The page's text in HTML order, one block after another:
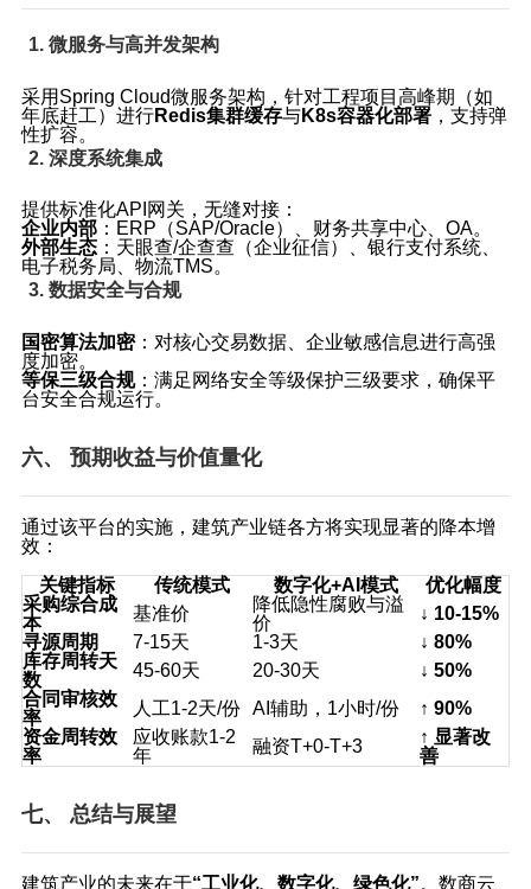
1. 微服务与高并发架构
采用Spring Cloud微服务架构，针对工程项目高峰期（如
年底赶工）进行Redis集群缓存与K8s容器化部署，支持弹
性扩容。
2. 深度系统集成
提供标准化API网关，无缝对接：
企业内部：ERP（SAP/Oracle）、财务共享中心、OA。
外部生态：天眼查/企查查（企业征信）、银行支付系统、
电子税务局、物流TMS。
3. 数据安全与合规
国密算法加密：对核心交易数据、企业敏感信息进行高强
度加密。
等保三级合规：满足网络安全等级保护三级要求，确保平
台安全合规运行。
六、 预期收益与价值量化
通过该平台的实施，建筑产业链各方将实现显著的降本增
效：
关键指标
传统模式 数字化+AI模式
优化幅度
采购综合成
本
基准价
降低隐性腐败与溢
价
↓ 10‑15%
寻源周期
7‑15天 1‑3天
↓ 80%
库存周转天
数
45‑60天 20‑30天
↓ 50%
合同审核效
率
人工1‑2天/份 AI辅助，1小时/份
↑ 90%
资金周转效
率
应收账款1‑2
年
融资T+0‑T+3
↑ 显著改
善
七、 总结与展望
建筑产业的未来在于“工业化、数字化、绿色化”。数商云